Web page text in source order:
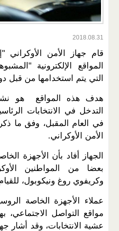
2018.08.31
قام جهاز الأمن
المواقع الإلكترونية
التي يتم استخدامها من قبل
هدف هذه المواقع هو
التدخل في الانتخابات
في العام المقبل، وفق ما
الأمن الأوكراني.
الجهاز أفاد بأن الأجهزة
بعضا من المواطنين
وكريفوي روغ ونيكوبول،
عملاء الأجهزة الخاصة
مواقع التواصل الاجتماعي،
عشية الانتخابات، وقد أشار